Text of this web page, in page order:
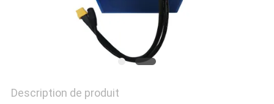
Description de produit